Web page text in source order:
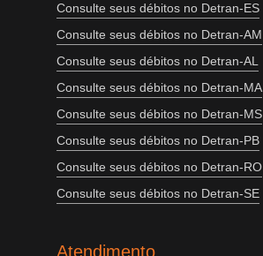
Consulte seus débitos no Detran-ES
Consulte seus débitos no Detran-AM
Consulte seus débitos no Detran-AL
Consulte seus débitos no Detran-MA
Consulte seus débitos no Detran-MS
Consulte seus débitos no Detran-PB
Consulte seus débitos no Detran-RO
Consulte seus débitos no Detran-SE
Atendimento